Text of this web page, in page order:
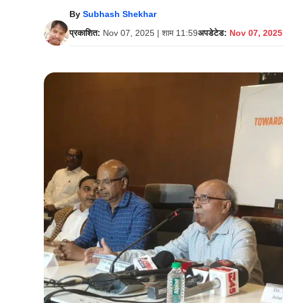
By Subhash Shekhar
प्रकाशित: Nov 07, 2025 | शाम 11:59अपडेटेड: Nov 07,